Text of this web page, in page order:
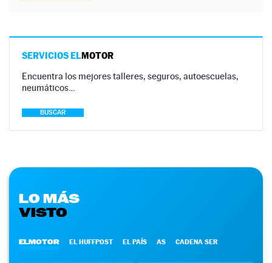
SERVICIOS ELMOTOR
Encuentra los mejores talleres, seguros, autoescuelas,
neumáticos…
BUSCAR
LO MÁS
VISTO
ELMOTOR EL HUFFPOST EL PAÍS AS CADENA SER